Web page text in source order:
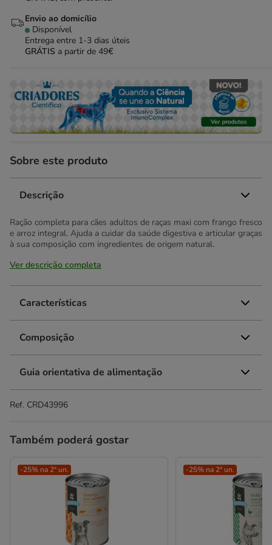
Envio ao domicílio
Disponível
Entrega entre 1-3 dias úteis
GRÁTIS a partir de 49€
Sobre este produto
Descrição
Ração completa para cães adultos de raças maxi com frango fresco
e arroz integral. Ajuda a cuidar da saúde digestiva e articular graças
à sua composição com ingredientes de origem natural.
Ver descrição completa
Características
Composição
Guia orientativa de alimentação
Ref. CRD43996
Também poderá gostar
-25% na 2ª un. -25% na 2ª un.